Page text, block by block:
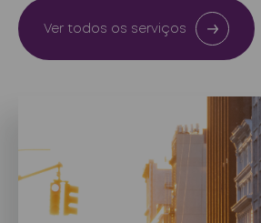
Ver todos os serviços